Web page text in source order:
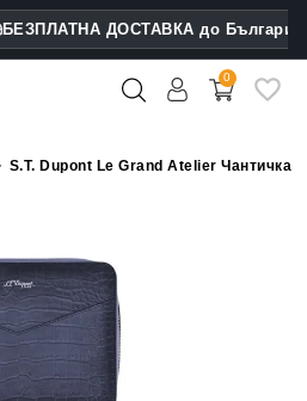
БЕЗПЛАТНА ДОСТАВКА до България
0
S.T. Dupont Le Grand Atelier Чантичка